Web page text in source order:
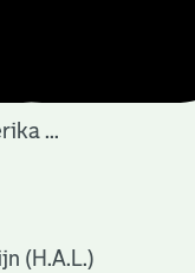
...
(H.A.L.)